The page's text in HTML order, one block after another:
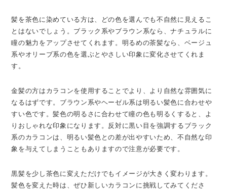
髪を茶色に染めている方は、どの色を選んでも不自然に見えるこ
とはないでしょう。ブラック系やブラウン系なら、ナチュラルに
瞳の魅力をアップさせてくれます。明るめの茶髪なら、ベージュ
系やオリーブ系の色を選ぶとやさしい印象に変化させてくれま
す。
金髪の方はカラコンを使用することでより、より自然な雰囲気に
なるはずです。ブラウン系やヘーゼル系は明るい髪色に合わせや
すい色です。髪色の明るさに合わせて瞳の色も明るくすると、よ
りおしゃれな印象になります。反対に黒い目を強調するブラック
系のカラコンは、明るい髪色との差が出やすいため、不自然な印
象を与えてしまうこともありますので注意が必要です。
黒髪を少し茶色に変えただけでもイメージが大きく変わります。
髪色を変えた時は、ぜひ新しいカラコンに挑戦してみてくださ